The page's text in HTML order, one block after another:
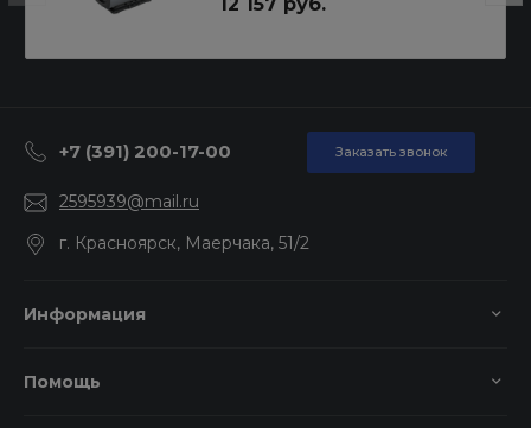
+7 (391) 200-17-00 Заказать звонок
2595939@mail.ru
г. Красноярск, Маерчака, 51/2
Информация
Помощь